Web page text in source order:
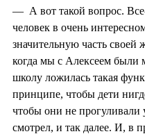
— А вот такой вопрос.
человек в очень
значительную часть
когда мы с Алексеем были
школу ложилась такая
принципе, чтобы дети
чтобы они не прогуливали
смотрел, и так далее. И, в